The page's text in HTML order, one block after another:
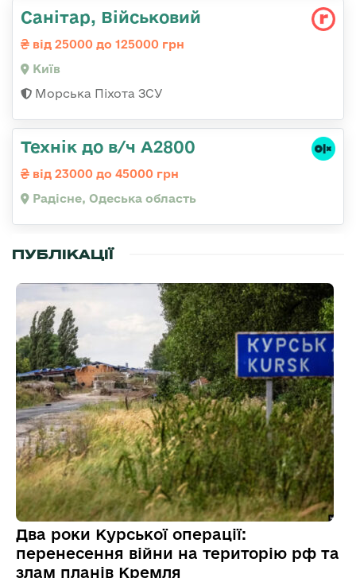
Санітар, Військовий
від 25000 до 125000 грн
Київ
Морська Піхота ЗСУ
Технік до в/ч А2800
від 23000 до 45000 грн
Радісне, Одеська область
ПУБЛІКАЦІЇ
Два роки Курської операції:
перенесення війни на територію рф та
злам планів Кремля